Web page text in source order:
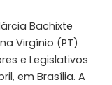
Bachixte
Virgínio (PT)
e Legislativos
em Brasília. A